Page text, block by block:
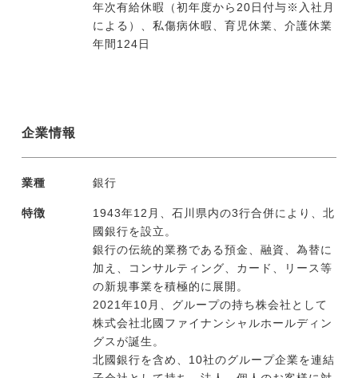
年次有給休暇（初年度から20日付与※入社月
による）、私傷病休暇、育児休業、介護休業
年間124日
企業情報
業種 銀行
特徴
1943年12月、石川県内の3行合併により、北
國銀行を設立。
銀行の伝統的業務である預金、融資、為替に
加え、コンサルティング、カード、リース等
の新規事業を積極的に展開。
2021年10月、グループの持ち株会社として
株式会社北國ファイナンシャルホールディン
グスが誕生。
北國銀行を含め、10社のグループ企業を連結